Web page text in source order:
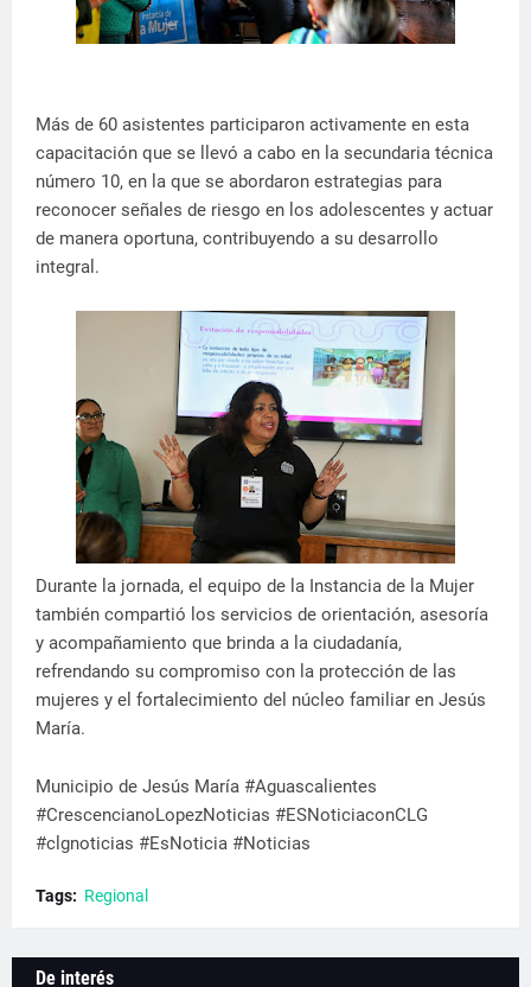
Más de 60 asistentes participaron activamente en esta
capacitación que se llevó a cabo en la secundaria técnica
número 10, en la que se abordaron estrategias para
reconocer señales de riesgo en los adolescentes y actuar
de manera oportuna, contribuyendo a su desarrollo
integral.
Durante la jornada, el equipo de la Instancia de la Mujer
también compartió los servicios de orientación, asesoría
y acompañamiento que brinda a la ciudadanía,
refrendando su compromiso con la protección de las
mujeres y el fortalecimiento del núcleo familiar en Jesús
María.
Municipio de Jesús María #Aguascalientes
#CrescencianoLopezNoticias #ESNoticiaconCLG
#clgnoticias #EsNoticia #Noticias
Tags: Regional
De interés